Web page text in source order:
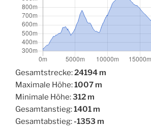
Gesamtstrecke:24194 m
Maximale Höhe:1007 m
Minimale Höhe:312 m
Gesamtanstieg:1401 m
Gesamtabstieg:-1353 m